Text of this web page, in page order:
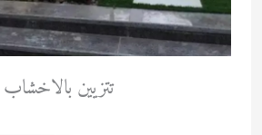
تتزيين بالاخشاب